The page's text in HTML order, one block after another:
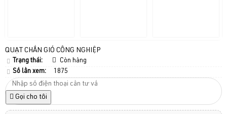
QUẠT CHẮN GIÓ CÔNG NGHIỆP
Trạng thái:
Còn hàng
Số lần xem:
1875
Gọi cho tôi